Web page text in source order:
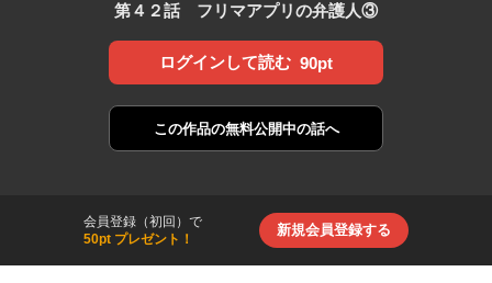
第４２話 フリマアプリの弁護人③
ログインして読む 90pt
この作品の無料公開中の話へ
会員登録（初回）で
50pt プレゼント！
新規会員登録する